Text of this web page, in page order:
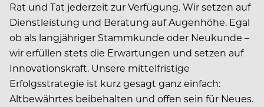
Rat und Tat jederzeit zur Verfügung. Wir setzen auf
Dienstleistung und Beratung auf Augenhöhe. Egal
ob als langjähriger Stammkunde oder Neukunde –
wir erfüllen stets die Erwartungen und setzen auf
Innovationskraft. Unsere mittelfristige
Erfolgsstrategie ist kurz gesagt ganz einfach:
Altbewährtes beibehalten und offen sein für Neues.